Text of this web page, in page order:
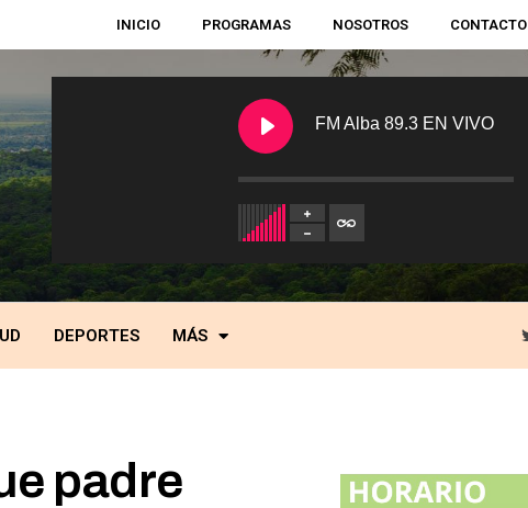
INICIO PROGRAMAS NOSOTROS CONTACTO
FM Alba 89.3 EN VIVO
DEPORTES MÁS
padre